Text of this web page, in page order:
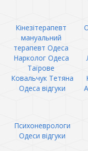
Кінезітерапевт
мануальний
терапевт Одеса
Нарколог Одеса
Таїрове
Ковальчук Тетяна
Одеса відгуки
Психоневрологи
Одеси відгуки